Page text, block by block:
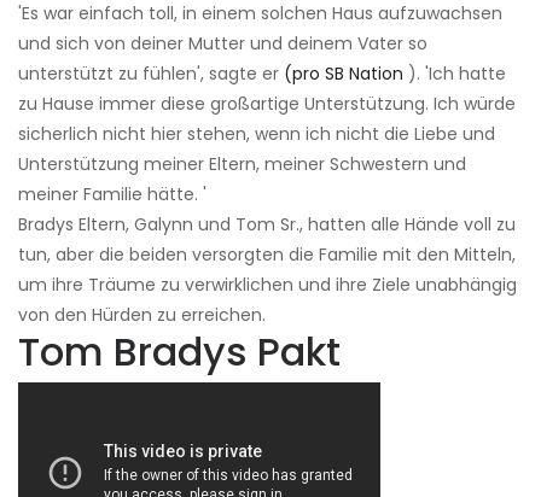
'Es war einfach toll, in einem solchen Haus aufzuwachsen
und sich von deiner Mutter und deinem Vater so
unterstützt zu fühlen', sagte er (pro SB Nation ). 'Ich hatte
zu Hause immer diese großartige Unterstützung. Ich würde
sicherlich nicht hier stehen, wenn ich nicht die Liebe und
Unterstützung meiner Eltern, meiner Schwestern und
meiner Familie hätte. '
Bradys Eltern, Galynn und Tom Sr., hatten alle Hände voll zu
tun, aber die beiden versorgten die Familie mit den Mitteln,
um ihre Träume zu verwirklichen und ihre Ziele unabhängig
von den Hürden zu erreichen.
Tom Bradys Pakt